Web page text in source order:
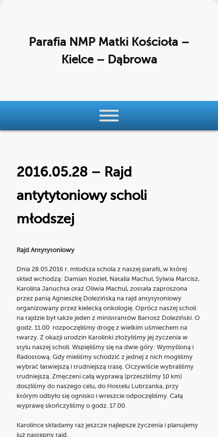
Parafia NMP Matki Kościoła –
Kielce – Dąbrowa
2016.05.28 – Rajd
antytytoniowy scholi
młodszej
Rajd Antytytoniowy
Dnia 28.05.2016 r. młodsza schola z naszej parafii, w której
skład wchodzą: Damian Kozieł, Natalia Machul, Sylwia Marcisz,
Karolina Januchta oraz Oliwia Machul, została zaproszona
przez panią Agnieszkę Dolezińską na rajd antytytoniowy
organizowany przez kielecką onkologię. Oprócz naszej scholi
na rajdzie był także jeden z ministrantów Bartosz Doleziński. O
godz. 11.00 rozpoczęliśmy drogę z wielkim uśmiechem na
twarzy. Z okazji urodzin Karolinki złożyliśmy jej życzenia w
stylu naszej scholi. Wspięliśmy się na dwie góry: Wymyśloną i
Radostową. Gdy mieliśmy schodzić z jednej z nich mogliśmy
wybrać łatwiejszą i trudniejszą trasę. Oczywiście wybraliśmy
trudniejszą. Zmęczeni całą wyprawą (przeszliśmy 10 km)
doszliśmy do naszego celu, do Hostelu Lubrzanka, przy
którym odbyło się ognisko i wreszcie odpoczęliśmy. Całą
wyprawę skończyliśmy o godz. 17.00.
Karolince składamy raz jeszcze najlepsze życzenia i planujemy
już następny rajd.